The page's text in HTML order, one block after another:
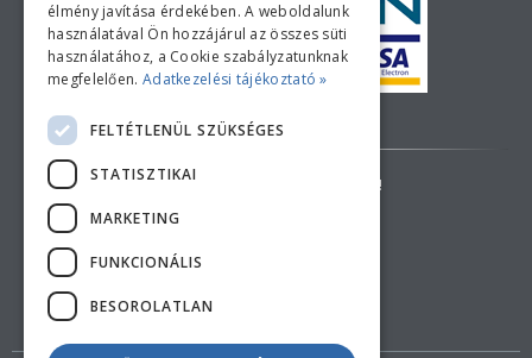
AZ ÁRAK TÁJÉKOZTATÓ JELLEGŰEK!
élmény javítása érdekében. A weboldalunk
használatával Ön hozzájárul az összes süti
használatához, a Cookie szabályzatunknak
megfelelően. Adatkezelési tájékoztató »
FELTÉTLENÜL SZÜKSÉGES
STATISZTIKAI
MARKETING
FUNKCIONÁLIS
BESOROLATLAN